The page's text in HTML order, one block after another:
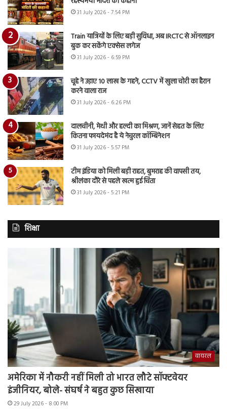
31 July 2026 - 7:54 PM
Train यात्रियों के लिए बड़ी सुविधा, अब IRCTC से ऑनलाइन
बुक कर सकेंगे एक्सेस लगेज
31 July 2026 - 6:59 PM
चूहे ने उड़ाए 10 लाख के गहने, CCTV में खुला चोरी का हैरान
करने वाला राज
31 July 2026 - 6:26 PM
दालचीनी, मेथी और हल्दी का मिश्रण, जानें सेहत के लिए
कितना फायदेमंद है ये नेचुरल कॉम्बिनेशन
31 July 2026 - 5:57 PM
टीम इंडिया को मिली बड़ी राहत, बुमराह की वापसी तय,
श्रीलंका दौरे से पहले खत्म हुई चिंता
31 July 2026 - 5:21 PM
शिक्षा
वायरल
अमेरिका में नौकरी नहीं मिली तो भारत लौटे सॉफ्टवेयर
इंजीनियर, बोले- संघर्ष ने बहुत कुछ सिखाया
29 July 2026 - 8:00 PM